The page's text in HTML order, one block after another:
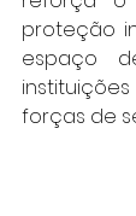
proteção
espaço
instituições
forças de